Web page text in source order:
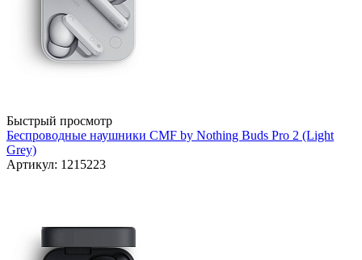
Быстрый просмотр
Беспроводные наушники CMF by Nothing Buds Pro 2 (Light
Grey)
Артикул: 1215223